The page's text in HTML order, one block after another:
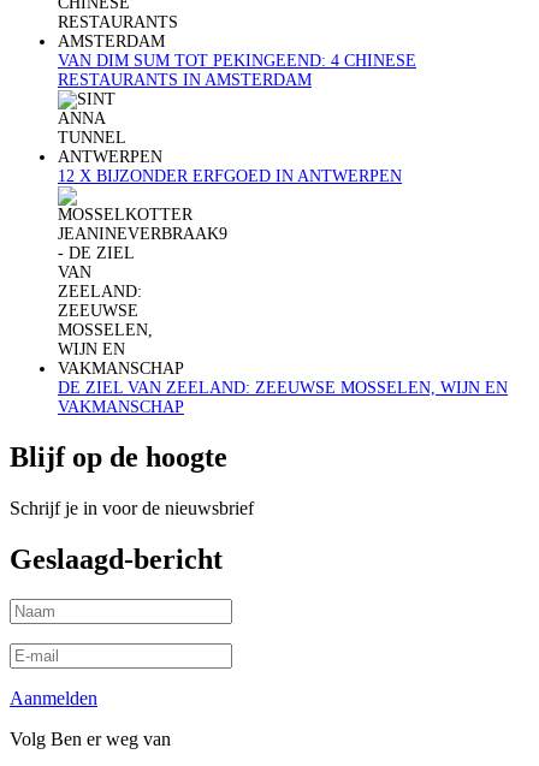
VAN DIM SUM TOT PEKINGEEND: 4 CHINESE
RESTAURANTS IN AMSTERDAM
12 X BIJZONDER ERFGOED IN ANTWERPEN
DE ZIEL VAN ZEELAND: ZEEUWSE MOSSELEN, WIJN EN
VAKMANSCHAP
Blijf op de hoogte
Schrijf je in voor de nieuwsbrief
Geslaagd-bericht
Aanmelden
Volg Ben er weg van